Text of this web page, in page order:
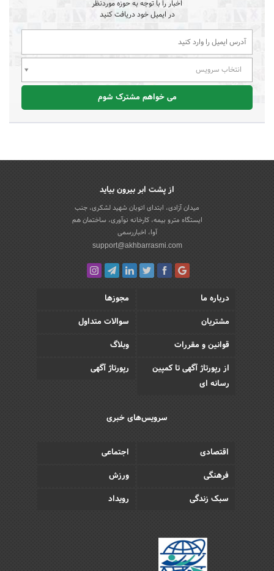
اخبار را با توجه به حوزه موردنظر
در ایمیل خود دریافت کنید
انتخاب سرویس
می خواهم مشترک شوم
از پشت ابر بیرون بیاید
میدان آزادی، ابتدای اتوبان شهید لشکری، جنب
ایستگاه مترو بیمه، کارخانه نوآوری، ساختمان هم
آوا، اخباررسمی
support@akhbarrasmi.com
درباره ما
مجوزها
مشتریان
سوالات متداول
قوانین و مقررات
وبلاگ
از رپورتاژ آگهی تا کمپین
رسانه ای
رپورتاژ آگهی
سرویس‌های خبری
اقتصادی
اجتماعی
فرهنگی
ورزش
سبک زندگی
رویداد